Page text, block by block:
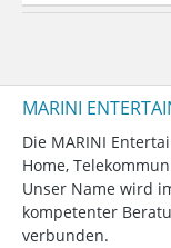
MARINI
Die MARINI
Home,
Unser Name wird
kompetenter
verbunden.